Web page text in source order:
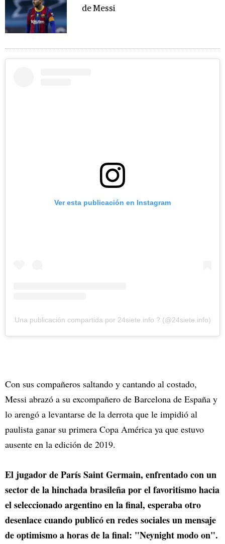
de Messi
Ver esta publicación en Instagram
Una publicación compartida por 24siete.info ? (@24siete.info)
Con sus compañeros saltando y cantando al costado,
Messi abrazó a su excompañero de Barcelona de España y
lo arengó a levantarse de la derrota que le impidió al
paulista ganar su primera Copa América ya que estuvo
ausente en la edición de 2019.
El jugador de París Saint Germain, enfrentado con un
sector de la hinchada brasileña por el favoritismo hacia
el seleccionado argentino en la final, esperaba otro
desenlace cuando publicó en redes sociales un mensaje
de optimismo a horas de la final: "Neynight modo on".